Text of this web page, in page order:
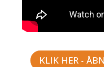
KLIK HER -